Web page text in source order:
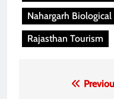
Nahargarh Biological
Rajasthan Tourism